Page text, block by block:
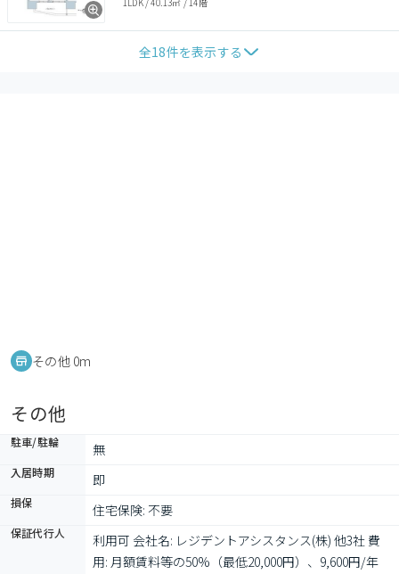
全18件を表示する
その他 0m
その他
駐車/駐輪 無
入居時期 即
損保 住宅保険: 不要
保証代行人
利用可 会社名: レジデントアシスタンス(株) 他3社 費
用: 月額賃料等の50%（最低20,000円）、9,600円/年